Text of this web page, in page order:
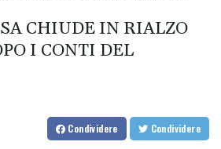
CHIUDE IN RIALZO
I CONTI DEL
Condividere Condividere